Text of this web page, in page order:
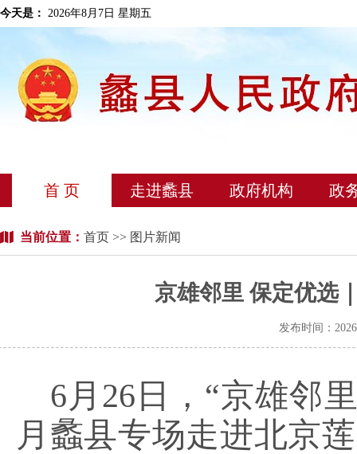
今天是： 2026年8月7日 星期五
首 页 走进蠡县 政府机构 政
当前位置： 首页 >> 图片新闻
京雄邻里 保定优选
发布时间：
6月26日，“京雄邻
月蠡县专场走进北京